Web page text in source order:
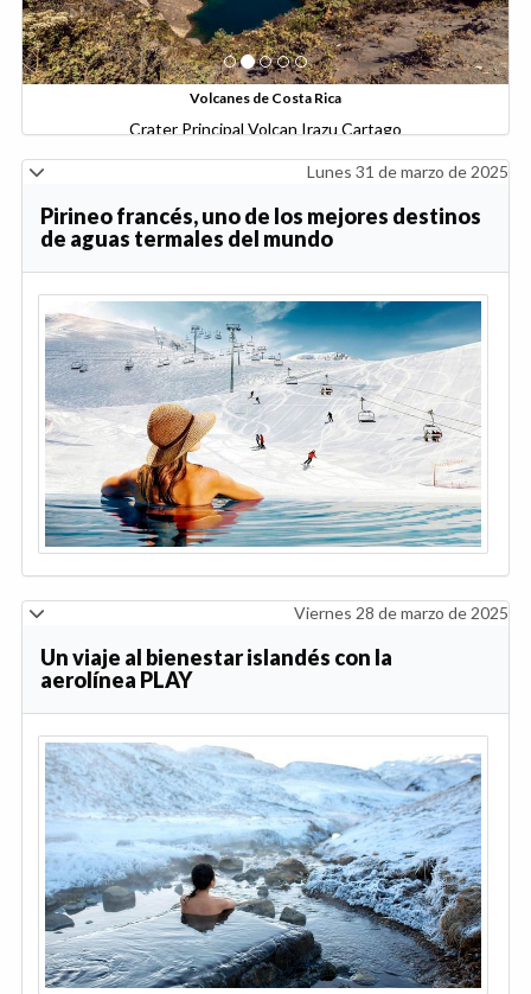
Volcanes de Costa Rica
Crater Principal Volcan Irazu Cartago
Lunes 31 de marzo de 2025
Pirineo francés, uno de los mejores destinos
de aguas termales del mundo
Viernes 28 de marzo de 2025
Un viaje al bienestar islandés con la
aerolínea PLAY